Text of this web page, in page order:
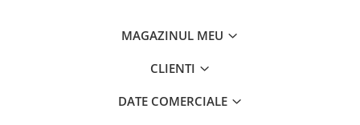
MAGAZINUL MEU
CLIENTI
DATE COMERCIALE